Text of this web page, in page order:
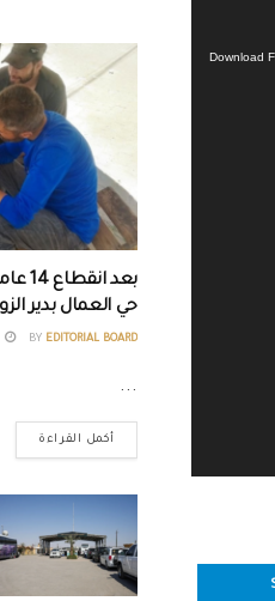
Download
بعد
حي العمال بدير
BY EDITORIAL BOARD
...
أكمل القراءة